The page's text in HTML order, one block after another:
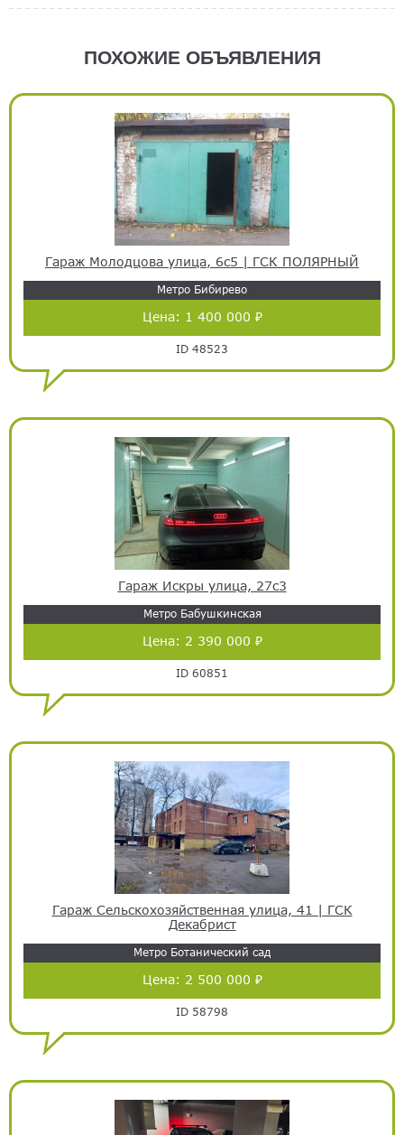
ПОХОЖИЕ ОБЪЯВЛЕНИЯ
Гараж Молодцова улица, 6с5 | ГСК ПОЛЯРНЫЙ
Метро Бибирево
Цена: 1 400 000 ₽
ID 48523
Гараж Искры улица, 27с3
Метро Бабушкинская
Цена: 2 390 000 ₽
ID 60851
Гараж Сельскохозяйственная улица, 41 | ГСК
Декабрист
Метро Ботанический сад
Цена: 2 500 000 ₽
ID 58798